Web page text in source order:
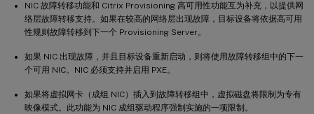
NIC 故障转移功能和 Citrix Provisioning 高可用性功能互为补充，以提供网
络层故障转移支持。如果在较高的网络层出现故障，目标设备将依据高可用
性规则故障转移到下一个 Provisioning Server。
如果 NIC 出现故障，并且目标设备重新启动，则将使用故障转移组中的下一
个可用 NIC。NIC 必须支持并启用 PXE。
如果将虚拟网卡（成组 NIC）插入到故障转移组中，虚拟磁盘将限制为专有
映像模式。此功能为 NIC 成组驱动程序强制实施的一项限制。